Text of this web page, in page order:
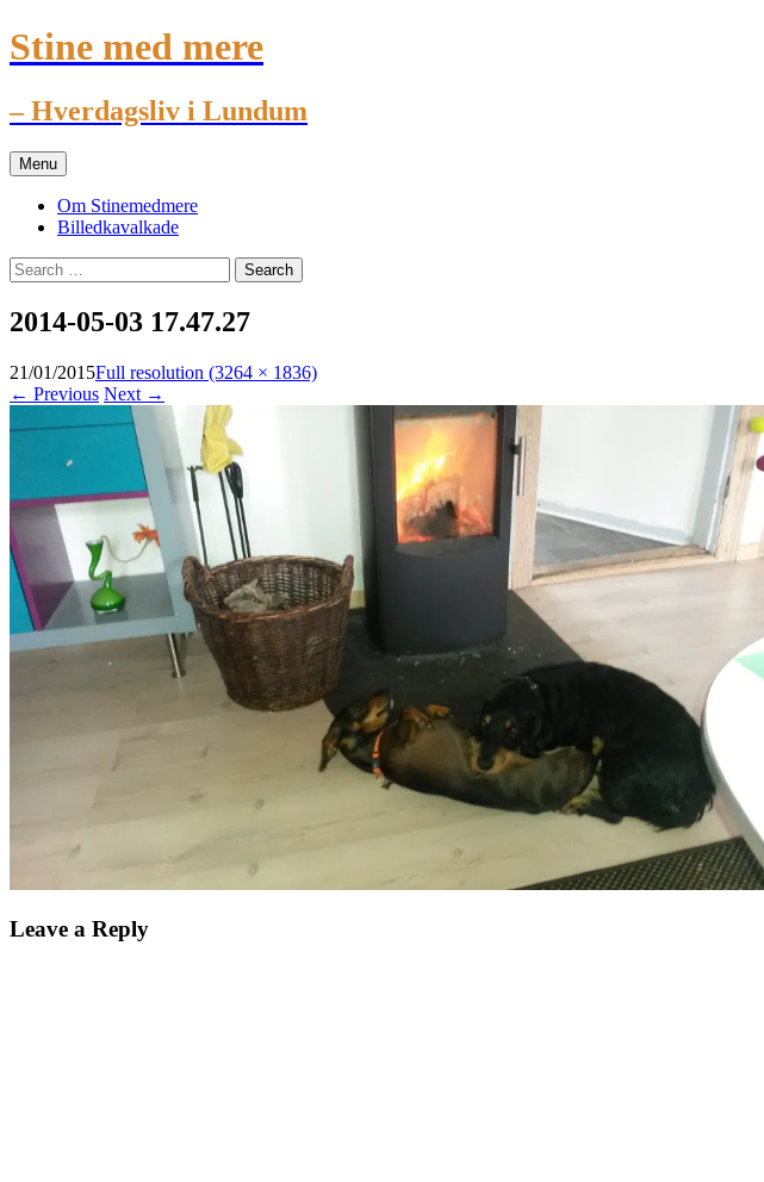
Stine med mere
– Hverdagsliv i Lundum
Menu Skip
to
content
Om Stinemedmere
Billedkavalkade
Search
for:
2014-05-03 17.47.27
21/01/2015Full resolution (3264 × 1836)
← Previous Next →
Leave a Reply